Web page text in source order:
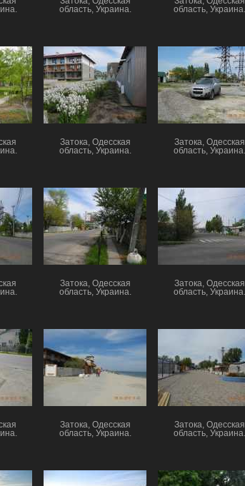
область, Украина.
область, Украина.
Затока, Одесская
область, Украина.
Затока, Одесская
область, Украина.
Затока, Одесская
область, Украина.
Затока, Одесская
область, Украина.
Затока, Одесская
область, Украина.
Затока, Одесская
область, Украина.